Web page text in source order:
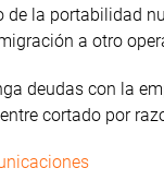
de la portabilidad
a otro
deudas con la
cortado por